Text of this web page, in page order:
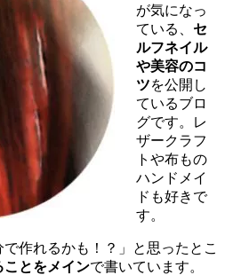
が気になっ
ている、 セ
ルフネイル
や美容のコ
ツを公開し
ているブロ
グです。レ
ザークラフ
トや布もの
ハンドメイ
ドも好きで
す。
作れるかも！？」と思ったとこ
ことをメインで書いています。